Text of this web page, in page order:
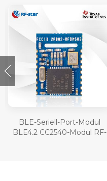
BLE-Seriell-Port-Modul
BLE4.2 CC2540-Modul RF-